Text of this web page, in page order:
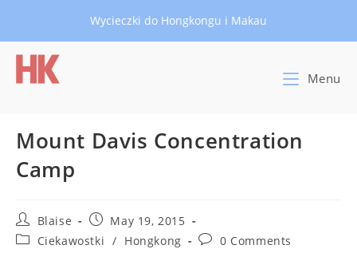
Wycieczki do Hongkongu i Makau
Menu
Mount Davis Concentration
Camp
Post
author:
Blaise
Post
published:
May 19, 2015
PostCiekawostki / Hongkong
Post0 Comments